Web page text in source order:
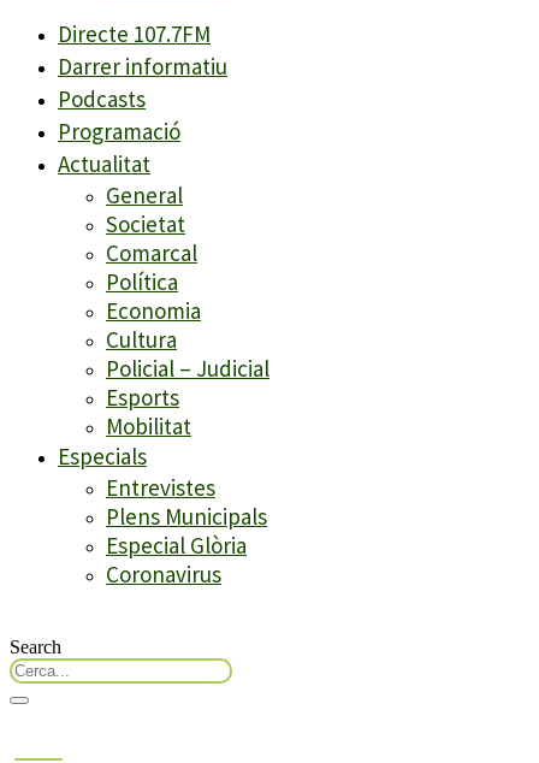
Directe 107.7FM
Darrer informatiu
Podcasts
Programació
Actualitat
General
Societat
Comarcal
Política
Economia
Cultura
Policial – Judicial
Esports
Mobilitat
Especials
Entrevistes
Plens Municipals
Especial Glòria
Coronavirus
Search